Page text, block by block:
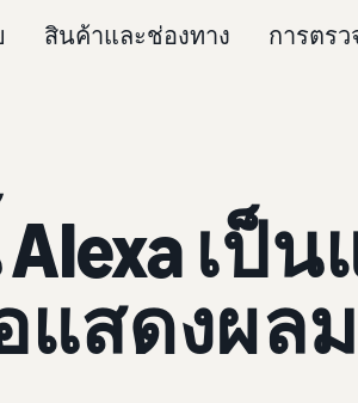
สินค้าและช่องทาง การตรว
เป็
แสดงผล